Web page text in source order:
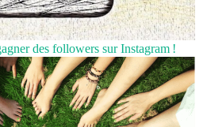
des followers sur Instagram !